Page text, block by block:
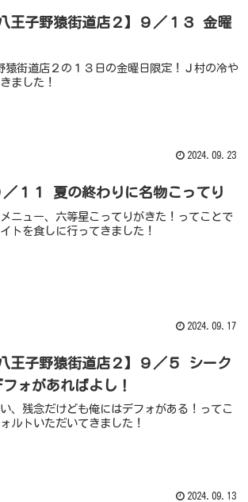
王子野猿街道店２】９／１３ 金曜
街道店２の１３日の金曜日限定！Ｊ村の冷や
ました！
2024.09.23
／１１ 夏の終わりに名物こってり
ニュー、六等星こってりがきた！ってことで
トを食しに行ってきました！
2024.09.17
王子野猿街道店２】９／５ シーク
ォがあればよし！
、残念だけども俺にはデフォがある！ってこ
ルトいただいてきました！
2024.09.13